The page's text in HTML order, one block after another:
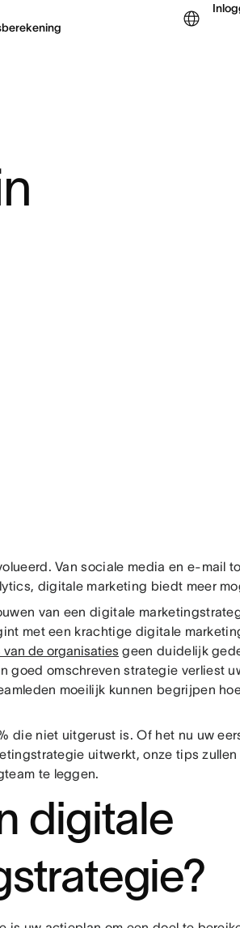
Van sociale media en e-mail
digitale marketing biedt meer
van een digitale
met een krachtige digitale
van de organisaties geen duidelijk
goed omschreven strategie verliest
moeilijk kunnen begrijpen
die niet uitgerust is. Of het nu uw
uitwerkt, onze tips zullen
te leggen.
digitale